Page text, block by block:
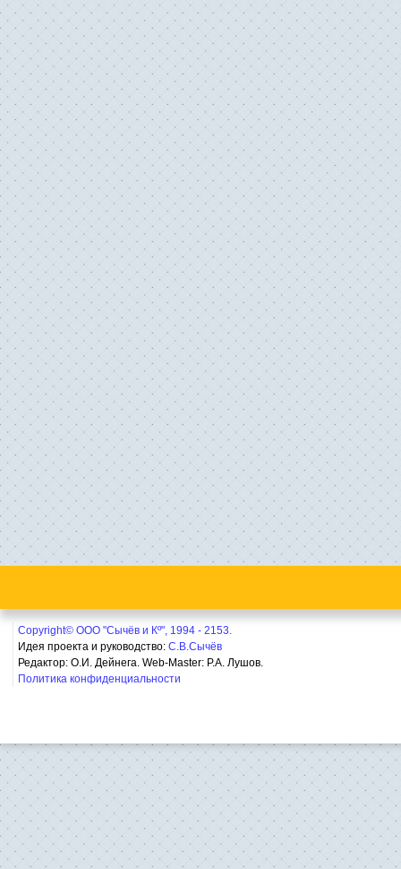
Copyright© ООО "Сычёв и Кº", 1994 - 2153.
Идея проекта и руководство: С.В.Сычёв
Редактор: О.И. Дейнега. Web-Master: Р.А. Лушов.
Политика конфиденциальности